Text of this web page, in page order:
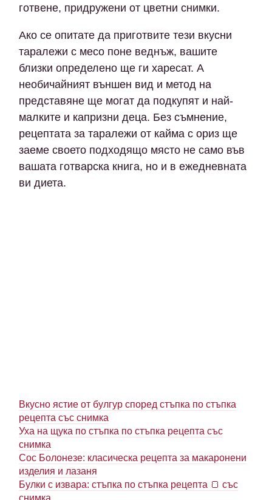
готвене, придружени от цветни снимки.
Ако се опитате да приготвите тези вкусни
таралежи с месо поне веднъж, вашите
близки определено ще ги харесат. А
необичайният външен вид и метод на
представяне ще могат да подкупят и най-
малките и капризни деца. Без съмнение,
рецептата за таралежи от кайма с ориз ще
заеме своето подходящо място не само във
вашата готварска книга, но и в ежедневната
ви диета.
Вкусно ястие от булгур според стъпка по стъпка
рецепта със снимка
Уха на щука по стъпка по стъпка рецепта със
снимка
Сос Болонезе: класическа рецепта за макаронени
изделия и лазаня
Булки с извара: стъпка по стъпка рецепта 🍞 със